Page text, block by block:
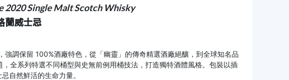
2020 Single Malt Scotch Whisky
蘭威士忌
調保留 100%酒廠特色，從「幽靈」的傳奇精選酒廠絕釀，到全球知名品
全系列特選不同桶型與史無前例用桶技法，打造獨特酒體風格。包裝以插
自然鮮活的生命力量。